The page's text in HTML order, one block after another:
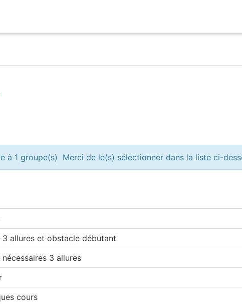
à 1 groupe(s) Merci de le(s) sélectionner dans la liste ci-
allures et obstacle débutant
3 allures
cours